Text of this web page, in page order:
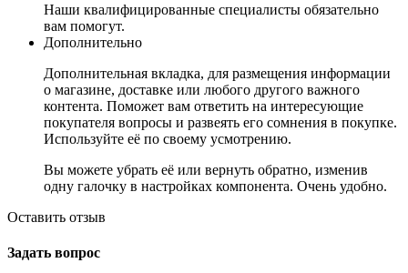
Наши квалифицированные специалисты обязательно
вам помогут.
Дополнительно
Дополнительная вкладка, для размещения информации
о магазине, доставке или любого другого важного
контента. Поможет вам ответить на интересующие
покупателя вопросы и развеять его сомнения в покупке.
Используйте её по своему усмотрению.
Вы можете убрать её или вернуть обратно, изменив
одну галочку в настройках компонента. Очень удобно.
Оставить отзыв
Задать вопрос